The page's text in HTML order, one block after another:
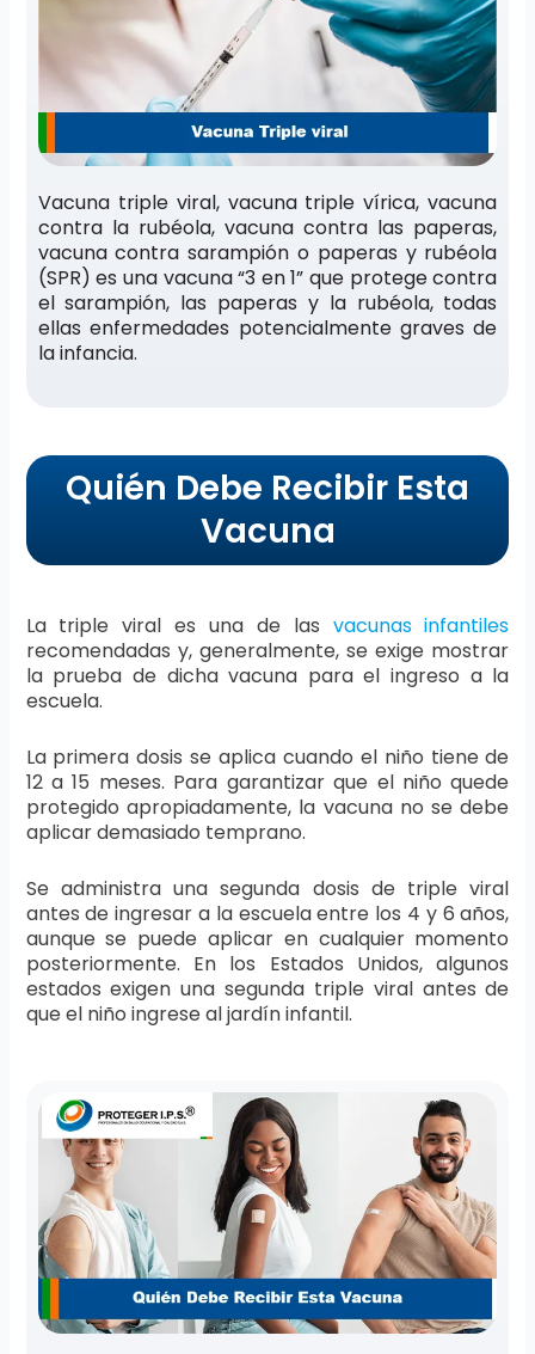
Vacuna triple viral, vacuna triple vírica, vacuna
contra la rubéola, vacuna contra las paperas,
vacuna contra sarampión o paperas y rubéola
(SPR) es una vacuna “3 en 1” que protege contra
el sarampión, las paperas y la rubéola, todas
ellas enfermedades potencialmente graves de
la infancia.
Quién Debe Recibir Esta
Vacuna
La triple viral es una de las vacunas infantiles
recomendadas y, generalmente, se exige mostrar
la prueba de dicha vacuna para el ingreso a la
escuela.
La primera dosis se aplica cuando el niño tiene de
12 a 15 meses. Para garantizar que el niño quede
protegido apropiadamente, la vacuna no se debe
aplicar demasiado temprano.
Se administra una segunda dosis de triple viral
antes de ingresar a la escuela entre los 4 y 6 años,
aunque se puede aplicar en cualquier momento
posteriormente. En los Estados Unidos, algunos
estados exigen una segunda triple viral antes de
que el niño ingrese al jardín infantil.